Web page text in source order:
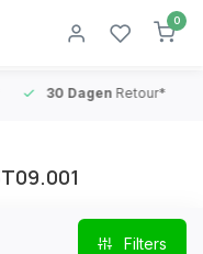
0
30 DagenRetour*
Filters